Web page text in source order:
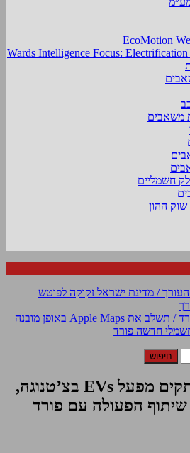
EcoMotion
Wards Intelligence Focus: Electrification
משאבים
חשמליים
ההון
העורך / מדינת ישראל זקוקה לפוטש
פורד / תשלב את Apple Maps באופן מובנה
חדשה פורד
קבוצת פולקסווגן / תקים מפעל EVs בצ’טנוגה,
שיתוף הפעולה עם פורד